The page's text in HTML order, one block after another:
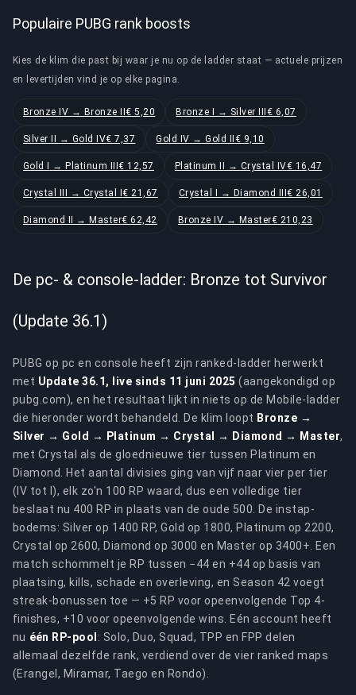
Populaire PUBG rank boosts
Kies de klim die past bij waar je nu op de ladder staat — actuele prijzen
en levertijden vind je op elke pagina.
Bronze IV → Bronze II€ 5,20 Bronze I → Silver III € 6,07
Silver II → Gold IV€ 7,37 Gold IV → Gold II € 9,10
Gold I → Platinum III€ 12,57 Platinum II → Crystal IV€ 16,47
Crystal III → Crystal I€ 21,67 Crystal I → Diamond III€ 26,01
Diamond II → Master€ 62,42 Bronze IV → Master€ 210,23
De pc- & console-ladder: Bronze tot Survivor
(Update 36.1)
PUBG op pc en console heeft zijn ranked-ladder herwerkt
met Update 36.1, live sinds 11 juni 2025 (aangekondigd op
pubg.com), en het resultaat lijkt in niets op de Mobile-ladder
die hieronder wordt behandeld. De klim loopt Bronze →
Silver → Gold → Platinum → Crystal → Diamond → Master,
met Crystal als de gloednieuwe tier tussen Platinum en
Diamond. Het aantal divisies ging van vijf naar vier per tier
(IV tot I), elk zo'n 100 RP waard, dus een volledige tier
beslaat nu 400 RP in plaats van de oude 500. De instap-
bodems: Silver op 1400 RP, Gold op 1800, Platinum op 2200,
Crystal op 2600, Diamond op 3000 en Master op 3400+. Een
match schommelt je RP tussen −44 en +44 op basis van
plaatsing, kills, schade en overleving, en Season 42 voegt
streak-bonussen toe — +5 RP voor opeenvolgende Top 4-
finishes, +10 voor opeenvolgende wins. Eén account heeft
nu één RP-pool : Solo, Duo, Squad, TPP en FPP delen
allemaal dezelfde rank, verdiend over de vier ranked maps
(Erangel, Miramar, Taego en Rondo).